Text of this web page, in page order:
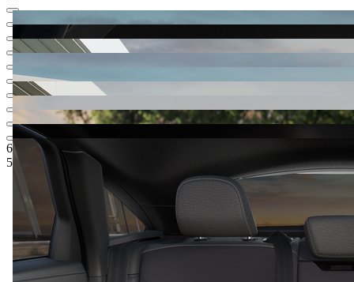
64 833,00 € 126 802,33 лв.
51 195,06 € 100 128,83 лв.